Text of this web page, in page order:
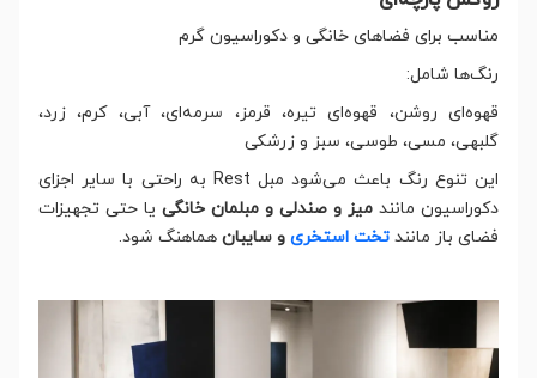
مناسب برای فضاهای خانگی و دکوراسیون گرم
رنگ‌ها شامل:
قهوه‌ای روشن، قهوه‌ای تیره، قرمز، سرمه‌ای، آبی، کرم، زرد،
گلبهی، مسی، طوسی، سبز و زرشکی
این تنوع رنگ باعث می‌شود مبل Rest به راحتی با سایر اجزای
دکوراسیون مانند میز و صندلی و مبلمان خانگی یا حتی تجهیزات
فضای باز مانند تخت استخری و سایبان هماهنگ شود.